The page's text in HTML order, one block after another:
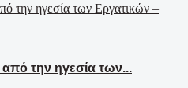
από την ηγεσία των...